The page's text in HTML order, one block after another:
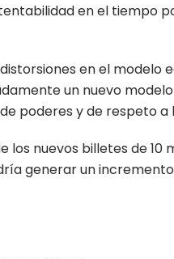
en el tiempo
en el
un nuevo
poderes y de respeto a
los nuevos billetes de
generar un